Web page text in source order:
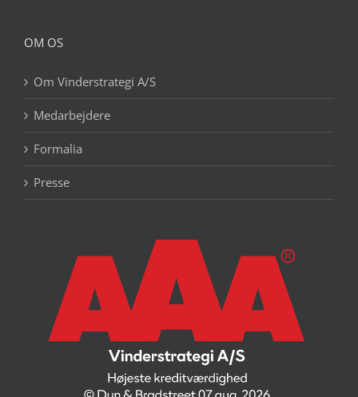
OM OS
Om Vinderstrategi A/S
Medarbejdere
Formalia
Presse